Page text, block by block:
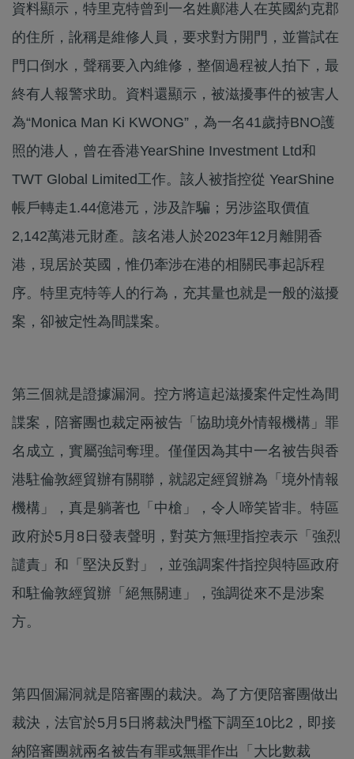
資料顯示，特里克特曾到一名姓鄺港人在英國約克郡
的住所，訛稱是維修人員，要求對方開門，並嘗試在
門口倒水，聲稱要入內維修，整個過程被人拍下，最
終有人報警求助。資料還顯示，被滋擾事件的被害人
為“Monica Man Ki KWONG”，為一名41歲持BNO護
照的港人，曾在香港YearShine Investment Ltd和
TWT Global Limited工作。該人被指控從 YearShine
帳戶轉走1.44億港元，涉及詐騙；另涉盜取價值
2,142萬港元財產。該名港人於2023年12月離開香
港，現居於英國，惟仍牽涉在港的相關民事起訴程
序。特里克特等人的行為，充其量也就是一般的滋擾
案，卻被定性為間諜案。
第三個就是證據漏洞。控方將這起滋擾案件定性為間
諜案，陪審團也裁定兩被告「協助境外情報機構」罪
名成立，實屬強詞奪理。僅僅因為其中一名被告與香
港駐倫敦經貿辦有關聯，就認定經貿辦為「境外情報
機構」，真是躺著也「中槍」，令人啼笑皆非。特區
政府於5月8日發表聲明，對英方無理指控表示「強烈
譴責」和「堅決反對」，並強調案件指控與特區政府
和駐倫敦經貿辦「絕無關連」，強調從來不是涉案
方。
第四個漏洞就是陪審團的裁決。為了方便陪審團做出
裁決，法官於5月5日將裁決門檻下調至10比2，即接
納陪審團就兩名被告有罪或無罪作出「大比數裁